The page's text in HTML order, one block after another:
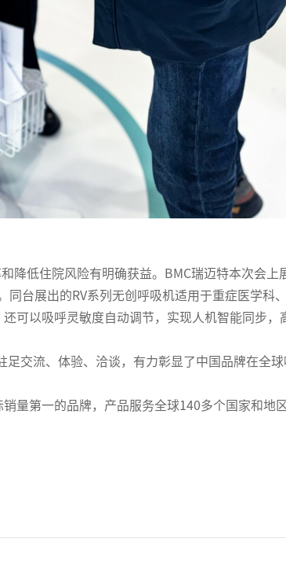
降低住院风险有明确获益。BMC瑞迈特本次会上
台展出的RV系列无创呼吸机适用于重症医学科
可以吸呼灵敏度自动调节，实现人机智能同步，
交流、体验、洽谈，有力彰显了中国品牌在全球
量第一的品牌，产品服务全球140多个国家和地